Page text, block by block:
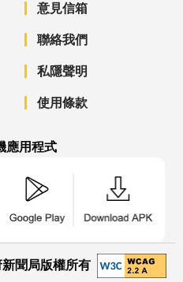
意見信箱
聯絡我們
私隱聲明
使用條款
應用程式
聞局版權所有